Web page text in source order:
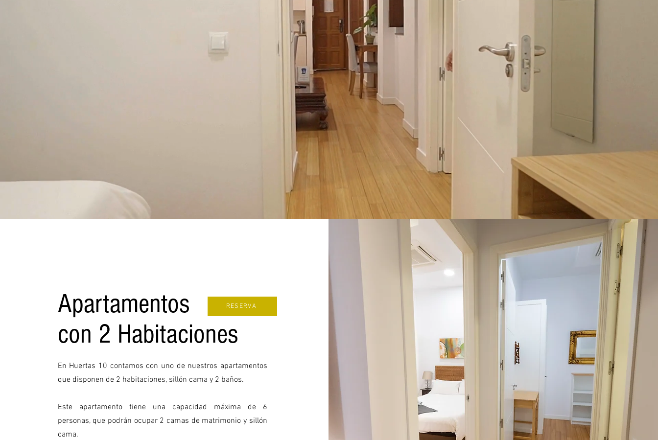
Apartamentos
con 2 Habitaciones
RESERVA
En Huertas 10 contamos con uno de nuestros apartamentos
que disponen de 2 habitaciones, sillón cama y 2 baños.
Este apartamento tiene una capacidad máxima de 6
personas, que podrán ocupar 2 camas de matrimonio y sillón
cama.